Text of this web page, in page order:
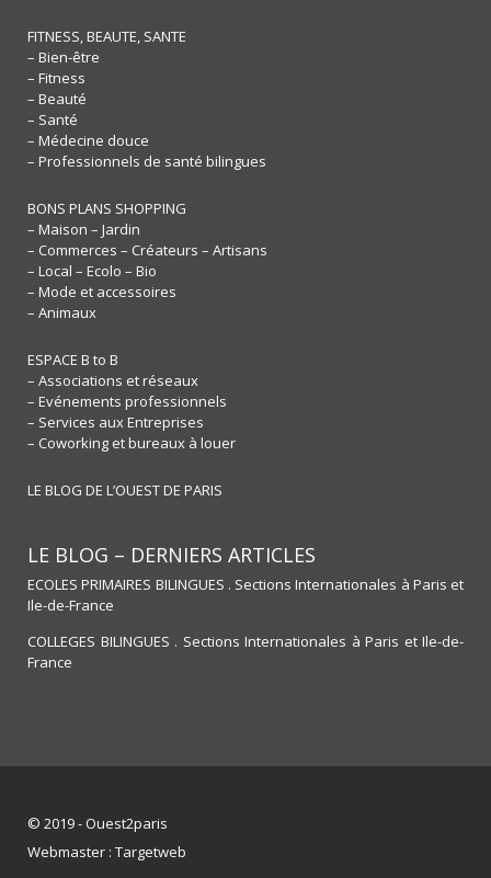
FITNESS, BEAUTE, SANTE
– Bien-être
– Fitness
– Beauté
– Santé
– Médecine douce
– Professionnels de santé bilingues
BONS PLANS SHOPPING
– Maison – Jardin
– Commerces – Créateurs – Artisans
– Local – Ecolo – Bio
– Mode et accessoires
– Animaux
ESPACE B to B
– Associations et réseaux
– Evénements professionnels
– Services aux Entreprises
– Coworking et bureaux à louer
LE BLOG DE L’OUEST DE PARIS
LE BLOG – DERNIERS ARTICLES
ECOLES PRIMAIRES BILINGUES . Sections Internationales à Paris et
Ile-de-France
COLLEGES BILINGUES . Sections Internationales à Paris et Ile-de-
France
© 2019 - Ouest2paris
Webmaster : Targetweb